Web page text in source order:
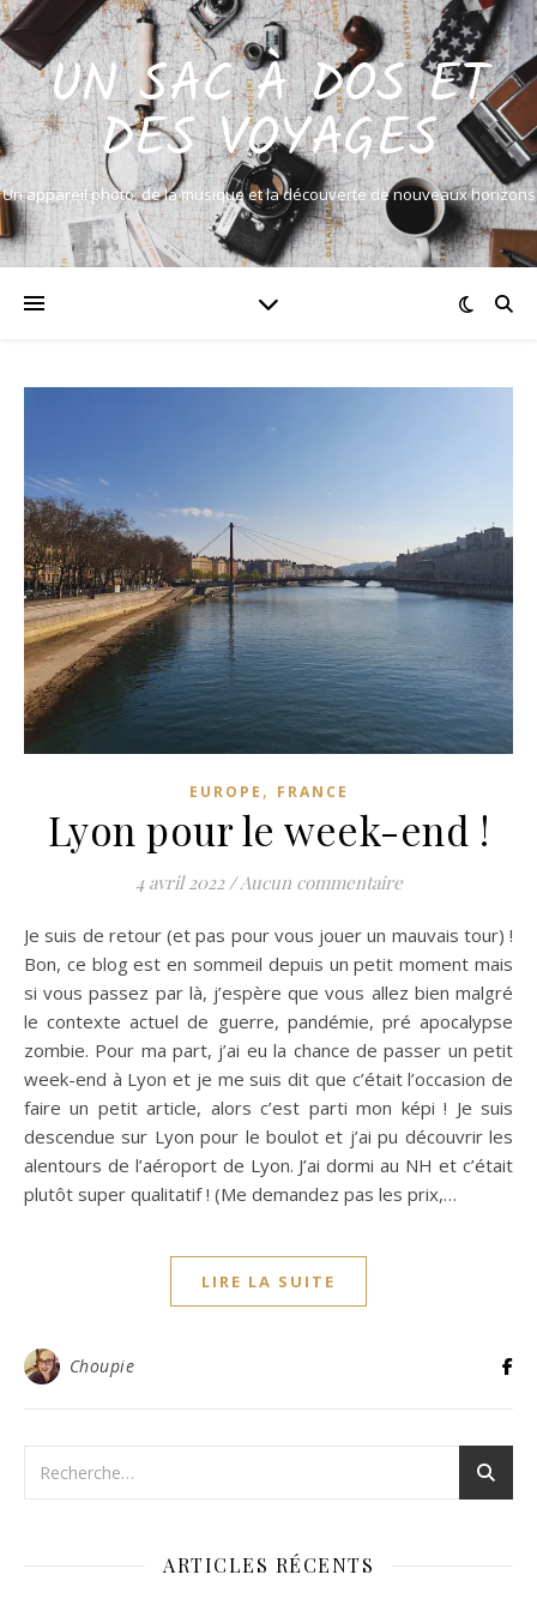
UN SAC À DOS ET
DES VOYAGES
Un appareil photo, de la musique et la découverte de nouveaux horizons
EUROPE , FRANCE
Lyon pour le week-end !
4 avril 2022 /Aucun commentaire
Je suis de retour (et pas pour vous jouer un mauvais tour) !
Bon, ce blog est en sommeil depuis un petit moment mais
si vous passez par là, j’espère que vous allez bien malgré
le contexte actuel de guerre, pandémie, pré apocalypse
zombie. Pour ma part, j’ai eu la chance de passer un petit
week-end à Lyon et je me suis dit que c’était l’occasion de
faire un petit article, alors c’est parti mon képi ! Je suis
descendue sur Lyon pour le boulot et j’ai pu découvrir les
alentours de l’aéroport de Lyon. J’ai dormi au NH et c’était
plutôt super qualitatif ! (Me demandez pas les prix,…
LIRE LA SUITE
Choupie
ARTICLES RÉCENTS